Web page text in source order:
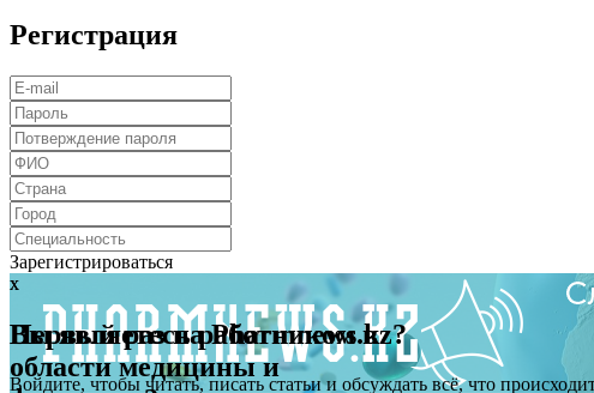
Регистрация
Зарегистрироваться
x
Первый раз на Pharmnews.kz?
Войдите, чтобы читать, писать статьи и обсуждать всё, что
x
Вы являетесь работником в
области медицины и